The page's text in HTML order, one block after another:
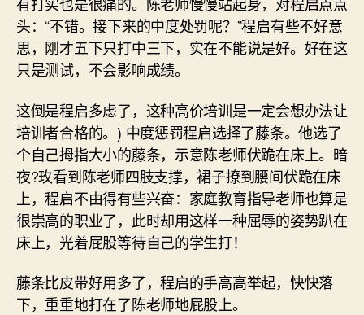
头：“不错。接下来的中度处罚呢？”程启有些不好意
思，刚才五下只打中三下，实在不能说是好。好在这
只是测试，不会影响成绩。
这倒是程启多虑了，这种高价培训是一定会想办法让
培训者合格的。) 中度惩罚程启选择了藤条。他选了
个自己拇指大小的藤条，示意陈老师伏跪在床上。暗
夜?玫看到陈老师四肢支撑，裙子撩到腰间伏跪在床
上，程启不由得有些兴奋：家庭教育指导老师也算是
很崇高的职业了，此时却用这样一种屈辱的姿势趴在
床上，光着屁股等待自己的学生打！
藤条比皮带好用多了，程启的手高高举起，快快落
下，重重地打在了陈老师地屁股上。